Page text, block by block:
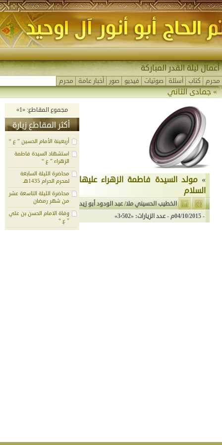
أعمال ليلة القدر المباركة
محرم كتاب أسئلة صوتيات فيديو صور أخبار عامة محرم
»جمادى الثاني
مجموع المقاطع: «1»
أكثر المقاطع زيارة
أربعينة الأمام الحسين ” ع “
استشهاد السيدة فاطمة
الزهراء ” ع “
محاضرة الليلة السابعة
لمحرم الحرام 1435هـ
محاضرة الليلة التاسعة عشر
من شهر رمضان
وفاة الامام الحسن بن علي
” ع “
»مولد السيدة فاطمة الزهراء عليها
السلام
الخطيب الحسيني ملا/ عبد الودود أبو زيد
-04/10/2015م - عدد الزيارات: «3٬502»